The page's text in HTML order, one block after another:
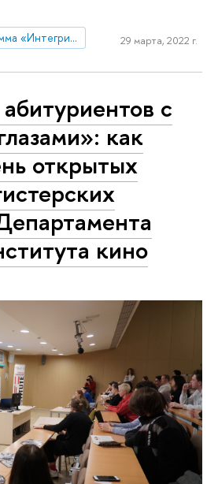
Магистерская программа «Интегрированные коммуникации»
29 марта, 2022 г.
с
как
открытых
кино